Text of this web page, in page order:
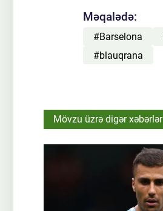
Məqalədə:
#Barselona
#blauqrana
Mövzu üzrə digər xəbərlər